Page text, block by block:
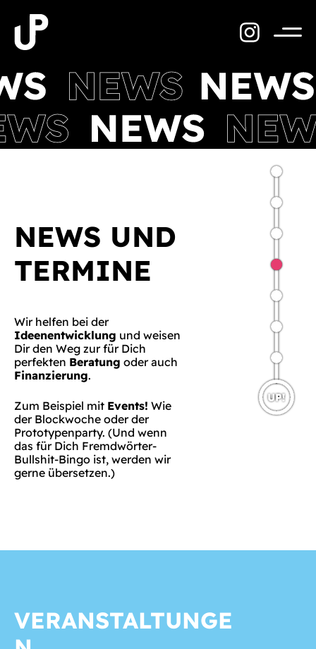
Inhalt
springen
NEWS UND
TERMINE
Wir helfen bei der
Ideenentwicklung und weisen
Dir den Weg zur für Dich
perfekten Beratung oder auch
Finanzierung.
Zum Beispiel mit Events! Wie
der Blockwoche oder der
Prototypenparty. (Und wenn
das für Dich Fremdwörter-
Bullshit-Bingo ist, werden wir
gerne übersetzen.)
VERANSTALTUNGE